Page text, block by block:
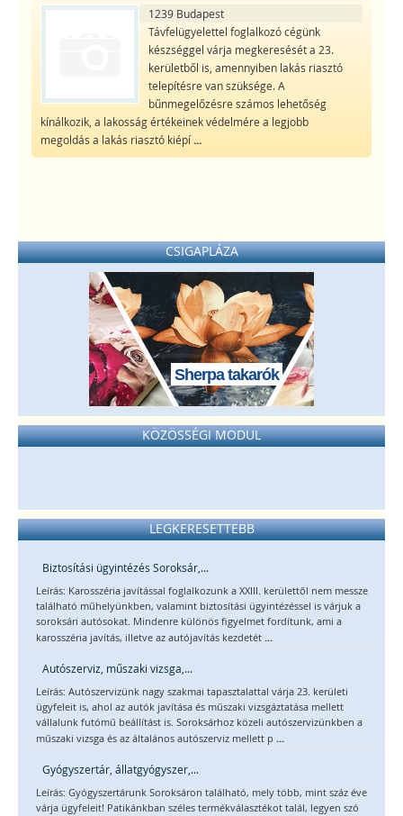
1239 Budapest
Távfelügyelettel foglalkozó cégünk
készséggel várja megkeresését a 23.
kerületből is, amennyiben lakás riasztó
telepítésre van szüksége. A
bűnmegelőzésre számos lehetőség
kínálkozik, a lakosság értékeinek védelmére a legjobb
megoldás a lakás riasztó kiépí...
CSIGAPLÁZA
Sherpa takarók
KÖZÖSSÉGI MODUL
LEGKERESETTEBB
Biztosítási ügyintézés Soroksár,...
Leírás: Karosszéria javítással foglalkozunk a XXIII. kerülettől nem messze
található műhelyünkben, valamint biztosítási ügyintézéssel is várjuk a
soroksári autósokat. Mindenre különös figyelmet fordítunk, ami a
karosszéria javítás, illetve az autójavítás kezdetét ...
Autószerviz, műszaki vizsga,...
Leírás: Autószervizünk nagy szakmai tapasztalattal várja 23. kerületi
ügyfeleit is, ahol az autók javítása és műszaki vizsgáztatása mellett
vállalunk futómű beállítást is. Soroksárhoz közeli autószervizünkben a
műszaki vizsga és az általános autószerviz mellett p ...
Gyógyszertár, állatgyógyszer,...
Leírás: Gyógyszertárunk Soroksáron található, mely több, mint száz éve
várja ügyfeleit! Patikánkban széles termékválasztékot talál, legyen szó